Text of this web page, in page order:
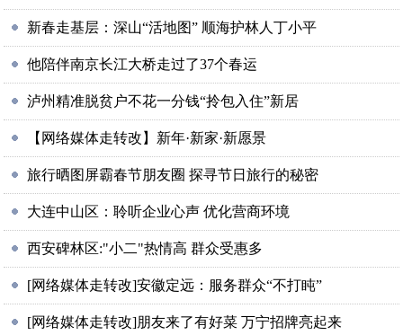
新春走基层：深山“活地图” 顺海护林人丁小平
他陪伴南京长江大桥走过了37个春运
泸州精准脱贫户不花一分钱“拎包入住”新居
【网络媒体走转改】新年·新家·新愿景
旅行晒图屏霸春节朋友圈 探寻节日旅行的秘密
大连中山区：聆听企业心声 优化营商环境
西安碑林区:"小二"热情高 群众受惠多
[网络媒体走转改]安徽定远：服务群众“不打盹”
[网络媒体走转改]朋友来了有好菜 万宁招牌亮起来